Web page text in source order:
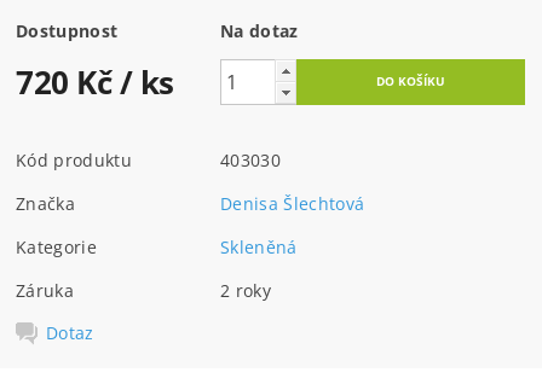
Dostupnost Na dotaz
720 Kč/ ks
Kód produktu
403030
Značka
Denisa Šlechtová
Kategorie
Skleněná
Záruka
2 roky
Dotaz